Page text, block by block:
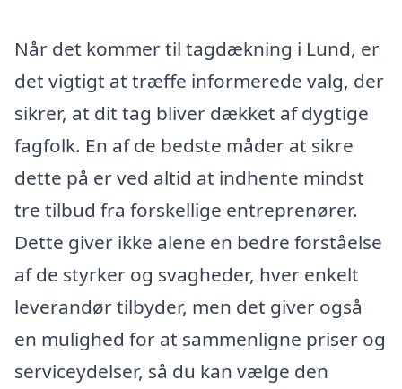
Når det kommer til tagdækning i Lund, er
det vigtigt at træffe informerede valg, der
sikrer, at dit tag bliver dækket af dygtige
fagfolk. En af de bedste måder at sikre
dette på er ved altid at indhente mindst
tre tilbud fra forskellige entreprenører.
Dette giver ikke alene en bedre forståelse
af de styrker og svagheder, hver enkelt
leverandør tilbyder, men det giver også
en mulighed for at sammenligne priser og
serviceydelser, så du kan vælge den